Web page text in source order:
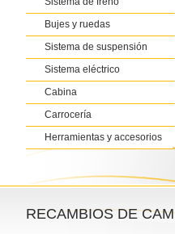
Bujes y ruedas
Sistema de suspensión
Sistema eléctrico
Cabina
Carrocería
Herramientas y accesorios
RECAMBIOS DE